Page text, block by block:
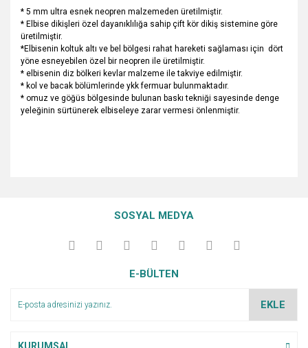
* 5 mm ultra esnek neopren malzemeden üretilmiştir.
* Elbise dikişleri özel dayanıklılığa sahip çift kör dikiş sistemine göre
üretilmiştir.
*Elbisenin koltuk altı ve bel bölgesi rahat hareketi sağlaması için dört
yöne esneyebilen özel bir neopren ile üretilmiştir.
* elbisenin diz bölkeri kevlar malzeme ile takviye edilmiştir.
* kol ve bacak bölümlerinde ykk fermuar bulunmaktadır.
* omuz ve göğüs bölgesinde bulunan baskı tekniği sayesinde denge
yeleğinin sürtünerek elbiseleye zarar vermesi önlenmiştir.
Yorum Yaz
kullanarak tarafımıza iletebilirsiniz.
Görüş ve önerileriniz için teşekkür ederiz.
Ürün açıklamasında eksik bilgiler bulunuyor.
SOSYAL MEDYA
E-BÜLTEN
EKLE